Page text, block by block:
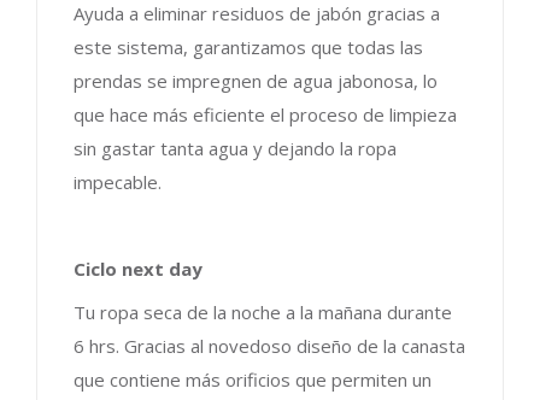
Ayuda a eliminar residuos de jabón gracias a
este sistema, garantizamos que todas las
prendas se impregnen de agua jabonosa, lo
que hace más eficiente el proceso de limpieza
sin gastar tanta agua y dejando la ropa
impecable.
Ciclo next day
Tu ropa seca de la noche a la mañana durante
6 hrs. Gracias al novedoso diseño de la canasta
que contiene más orificios que permiten un